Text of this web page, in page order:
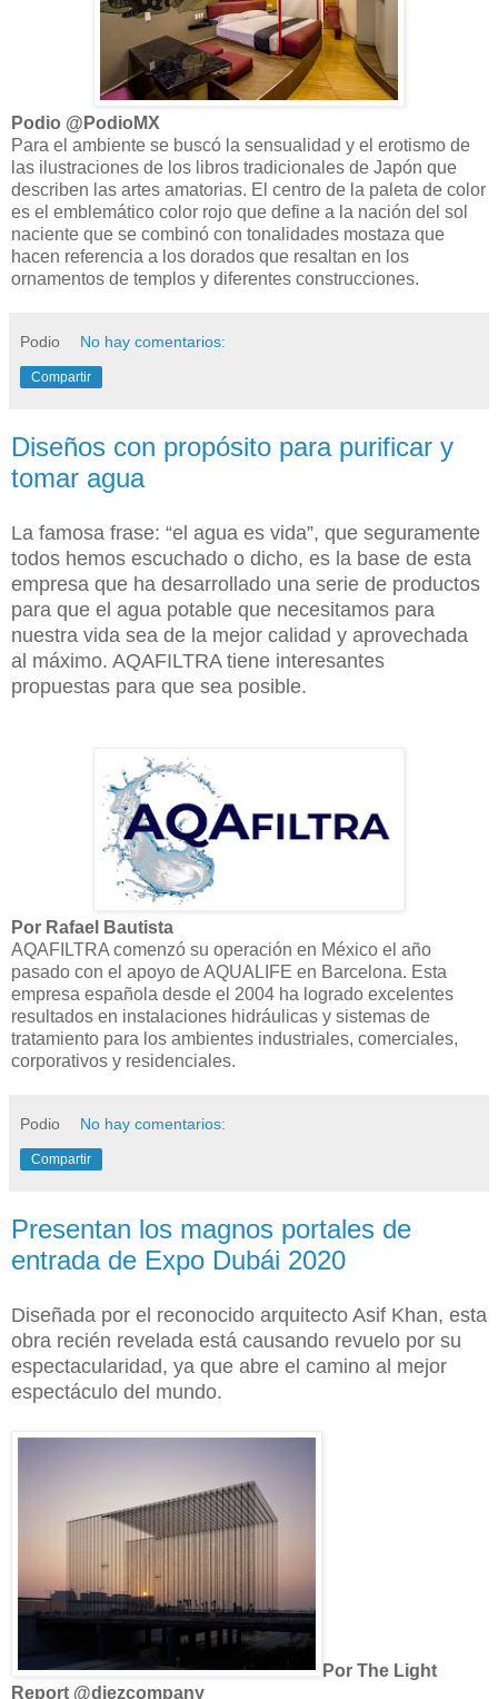
Podio @PodioMX
Para el ambiente se buscó la sensualidad y el erotismo de
las ilustraciones de los libros tradicionales de Japón que
describen las artes amatorias. El centro de la paleta de color
es el emblemático color rojo que define a la nación del sol
naciente que se combinó con tonalidades mostaza que
hacen referencia a los dorados que resaltan en los
ornamentos de templos y diferentes construcciones.
Podio No hay comentarios:
Compartir
Diseños con propósito para purificar y
tomar agua
La famosa frase: “el agua es vida”, que seguramente
todos hemos escuchado o dicho, es la base de esta
empresa que ha desarrollado una serie de productos
para que el agua potable que necesitamos para
nuestra vida sea de la mejor calidad y aprovechada
al máximo. AQAFILTRA tiene interesantes
propuestas para que sea posible.
Por Rafael Bautista
AQAFILTRA comenzó su operación en México el año
pasado con el apoyo de AQUALIFE en Barcelona. Esta
empresa española desde el 2004 ha logrado excelentes
resultados en instalaciones hidráulicas y sistemas de
tratamiento para los ambientes industriales, comerciales,
corporativos y residenciales.
Podio No hay comentarios:
Compartir
Presentan los magnos portales de
entrada de Expo Dubái 2020
Diseñada por el reconocido arquitecto Asif Khan, esta
obra recién revelada está causando revuelo por su
espectacularidad, ya que abre el camino al mejor
espectáculo del mundo.
Por The Light
Report @diezcompany